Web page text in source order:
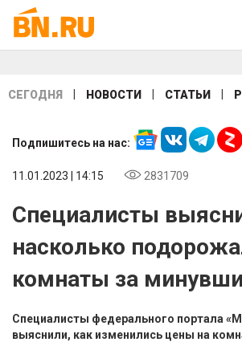
СЕГОДНЯ НОВОСТИ СТАТЬИ
Подпишитесь на нас:
11.01.2023 | 14:15 2831709
Специалисты
насколько
комнаты за
Специалисты федерального портала
выяснили, как изменились цены на